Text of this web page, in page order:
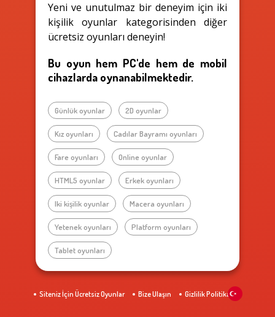
Yeni ve unutulmaz bir deneyim için iki
kişilik oyunlar kategorisinden diğer
ücretsiz oyunları deneyin!
Bu oyun hem PC'de hem de mobil
cihazlarda oynanabilmektedir.
Günlük oyunlar 2D oyunlar
Kız oyunları Cadılar Bayramı oyunları
Fare oyunları Online oyunlar
HTML5 oyunlar Erkek oyunları
Iki kişilik oyunlar Macera oyunları
Yetenek oyunları Platform oyunları
Tablet oyunları
Siteniz İçin Ücretsiz Oyunlar Bize Ulaşın Gizlilik Politikası